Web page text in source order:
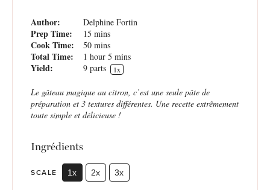
Author: Delphine Fortin
Prep Time: 15 mins
Cook Time: 50 mins
Total Time: 1 hour 5 mins
Yield: 9 parts 1x
Le gâteau magique au citron, c’est une seule pâte de
préparation et 3 textures différentes. Une recette extrêmement
toute simple et délicieuse !
Ingrédients
SCALE 1x 2x 3x